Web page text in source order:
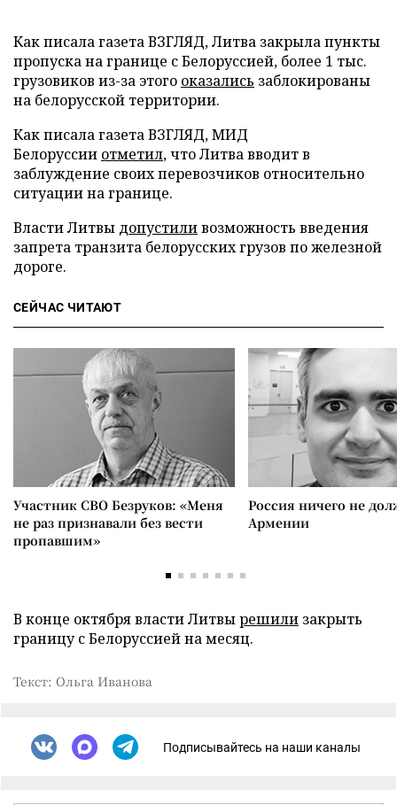
Как писала газета ВЗГЛЯД, Литва закрыла пункты
пропуска на границе с Белоруссией, более 1 тыс.
грузовиков из-за этого оказались заблокированы
на белорусской территории.
Как писала газета ВЗГЛЯД, МИД
Белоруссии отметил, что Литва вводит в
заблуждение своих перевозчиков относительно
ситуации на границе.
Власти Литвы допустиливозможность введения
запрета транзита белорусских грузов по железной
дороге.
СЕЙЧАС ЧИТАЮТ
Участник СВО Безруков: «Меня
не раз признавали без вести
пропавшим»
Россия ничего не
Армении
В конце октября власти Литвырешили закрыть
границу с Белоруссией на месяц.
Текст: Ольга Иванова
Подписывайтесь на наши каналы